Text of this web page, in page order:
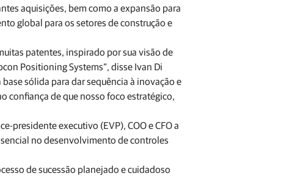
aquisições, bem como a expansão para
global para os setores de construção e
patentes, inspirado por sua visão de
Positioning Systems”, disse Ivan Di
sólida para dar sequência à inovação e
confiança de que nosso foco estratégico,
presidente executivo (EVP), COO e CFO a
no desenvolvimento de controles
de sucessão planejado e cuidadoso